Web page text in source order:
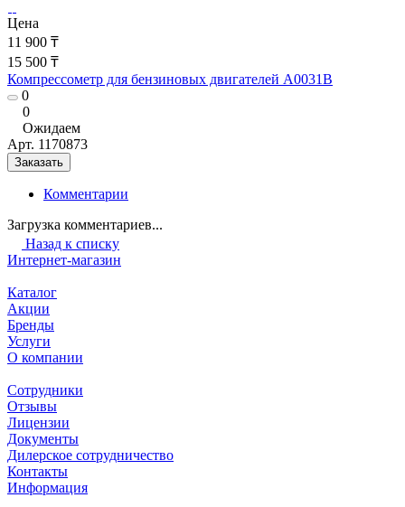
Цена
11 900 ₸
15 500 ₸
Компрессометр для бензиновых двигателей A0031B
0
0
Ожидаем
Арт. 1170873
Заказать
Комментарии
Загрузка комментариев...
Назад к списку
Интернет-магазин
Каталог
Акции
Бренды
Услуги
О компании
Сотрудники
Отзывы
Лицензии
Документы
Дилерское сотрудничество
Контакты
Информация